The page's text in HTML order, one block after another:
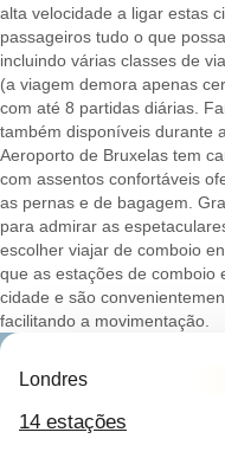
alta velocidade a ligar estas
passageiros tudo o que
incluindo várias classes de
(a viagem demora apenas
com até 8 partidas diárias.
também disponíveis durante
Aeroporto de Bruxelas tem
com assentos confortáveis
as pernas e de bagagem.
para admirar as
escolher viajar de comboio
que as estações de comboio
cidade e são
facilitando a movimentação.
Londres
14 estações